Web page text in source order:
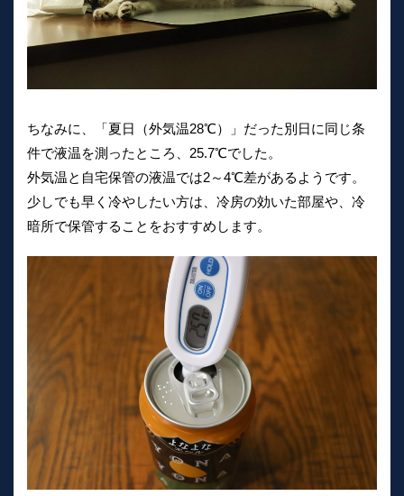
ちなみに、「夏日（外気温28℃）」だった別日に同じ条
件で液温を測ったところ、25.7℃でした。
外気温と自宅保管の液温では2～4℃差があるようです。
少しでも早く冷やしたい方は、冷房の効いた部屋や、冷
暗所で保管することをおすすめします。